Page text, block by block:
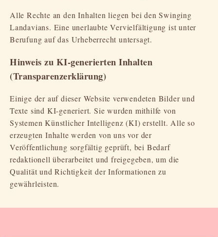
Alle Rechte an den Inhalten liegen bei den Swinging
Landavians. Eine unerlaubte Vervielfältigung ist unter
Berufung auf das Urheberrecht untersagt.
Hinweis zu KI-generierten Inhalten
(Transparenzerklärung)
Einige der auf dieser Website verwendeten Bilder und
Texte sind KI-generiert. Sie wurden mithilfe von
Systemen Künstlicher Intelligenz (KI) erstellt. Alle so
erzeugten Inhalte werden von uns vor der
Veröffentlichung sorgfältig geprüft, bei Bedarf
redaktionell überarbeitet und freigegeben, um die
Qualität und Richtigkeit der Informationen zu
gewährleisten.